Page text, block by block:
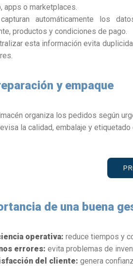
apps o marketplaces.
automáticamente los
productos y condiciones de pago.
esta información evita
y empaque
organiza los pedidos según
la calidad, embalaje y
de una buena
operativa: reduce tiempos y
errores: evita problemas de
del cliente: genera